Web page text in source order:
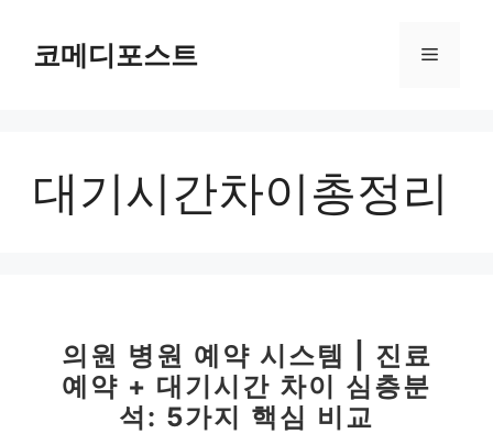
코메디포스트 메
대기시간차이총정리
의원 병원 예약 시스템 | 진료
예약 + 대기시간 차이 심층분
석: 5가지 핵심 비교